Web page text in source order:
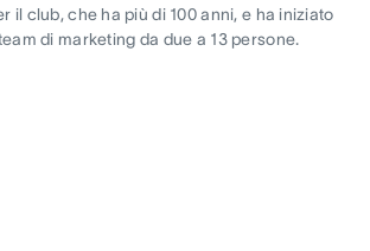
il club, che ha più di 100 anni, e ha iniziato
di marketing da due a 13 persone.